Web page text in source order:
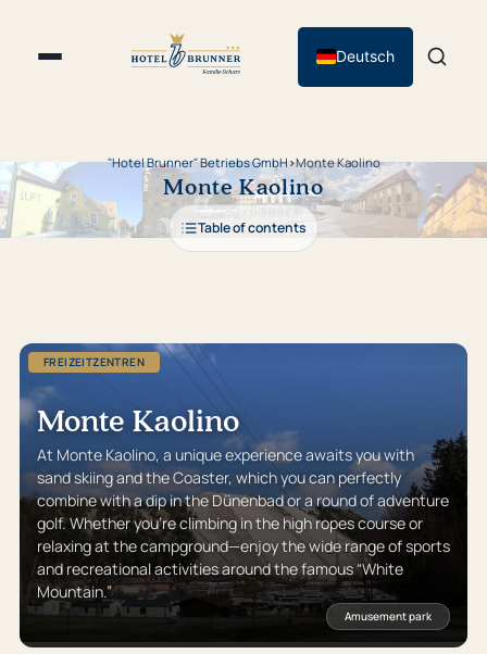
Deutsch
"Hotel Brunner" Betriebs GmbH›Monte Kaolino
Monte Kaolino
Table of contents
FREIZEITZENTREN
Monte Kaolino
At Monte Kaolino, a unique experience awaits you with
sand skiing and the Coaster, which you can perfectly
combine with a dip in the Dünenbad or a round of adventure
golf. Whether you’re climbing in the high ropes course or
relaxing at the campground—enjoy the wide range of sports
and recreational activities around the famous “White
Mountain.”
Amusement park